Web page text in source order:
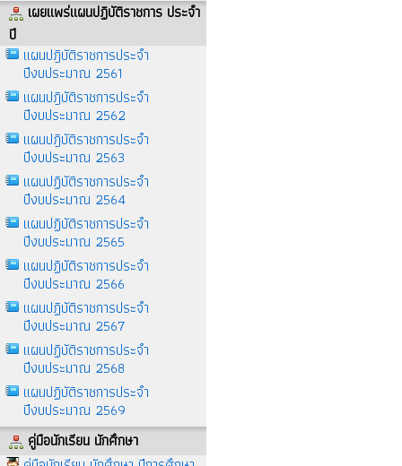
เผยแพร่แผนปฏิบัติราชการ ประจำ
ปี
แผนปฎิบัติราชการประจำ
ปีงบประมาณ 2561
แผนปฎิบัติราชการประจำ
ปีงบประมาณ 2562
แผนปฎิบัติราชการประจำ
ปีงบประมาณ 2563
แผนปฏิบัติราชการประจำ
ปีงบประมาณ 2564
แผนปฏิบัติราชการประจำ
ปีงบประมาณ 2565
แผนปฏิบัติราชการประจำ
ปีงบประมาณ 2566
แผนปฏิบัติราชการประจำ
ปีงบประมาณ 2567
แผนปฏิบัติราชการประจำ
ปีงบประมาณ 2568
แผนปฏิบัติราชการประจำ
ปีงบประมาณ 2569
คู่มือนักเรียน นักศึกษา